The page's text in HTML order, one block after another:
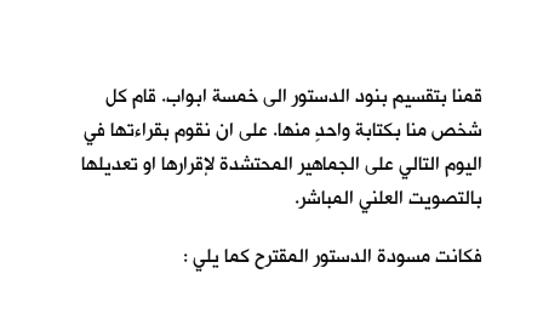
قمنا بتقسيم بنود الدستور الى خمسة ابواب. قام كل
شخص منا بكتابة واحدٍ منها. على ان نقوم بقراءتها في
اليوم التالي على الجماهير المحتشدة لإقرارها او تعديلها
بالتصويت العلني المباشر.
فكانت مسودة الدستور المقترح كما يلي :